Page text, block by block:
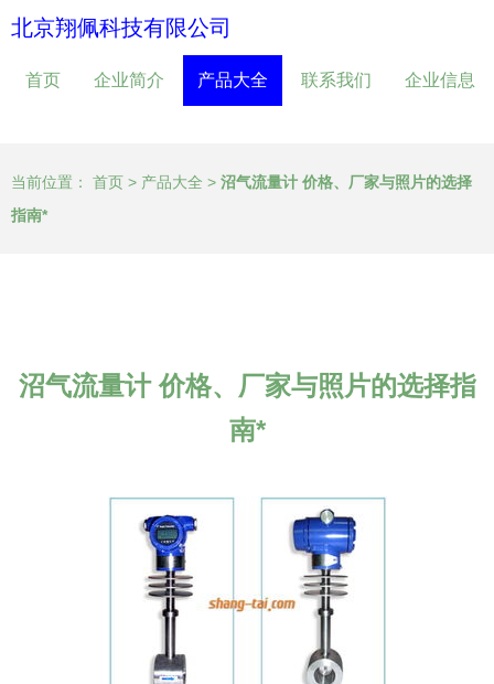
北京翔佩科技有限公司
首页 企业简介 产品大全 联系我们 企业信息
当前位置： 首页 > 产品大全 > 沼气流量计 价格、厂家与照片的选择
指南*
沼气流量计 价格、厂家与照片的选择指
南*